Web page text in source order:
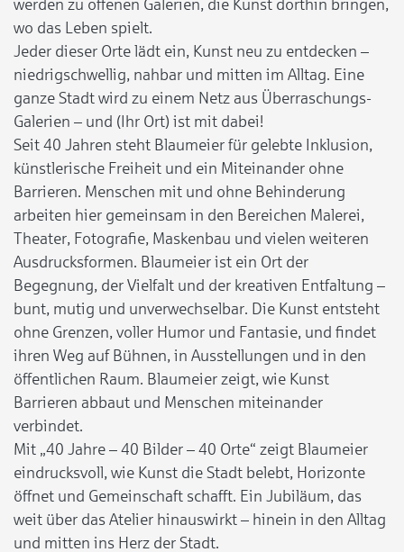
werden zu offenen Galerien, die Kunst dorthin bringen,
wo das Leben spielt.
Jeder dieser Orte lädt ein, Kunst neu zu entdecken –
niedrigschwellig, nahbar und mitten im Alltag. Eine
ganze Stadt wird zu einem Netz aus Überraschungs-
Galerien – und (Ihr Ort) ist mit dabei!
Seit 40 Jahren steht Blaumeier für gelebte Inklusion,
künstlerische Freiheit und ein Miteinander ohne
Barrieren. Menschen mit und ohne Behinderung
arbeiten hier gemeinsam in den Bereichen Malerei,
Theater, Fotografie, Maskenbau und vielen weiteren
Ausdrucksformen. Blaumeier ist ein Ort der
Begegnung, der Vielfalt und der kreativen Entfaltung –
bunt, mutig und unverwechselbar. Die Kunst entsteht
ohne Grenzen, voller Humor und Fantasie, und findet
ihren Weg auf Bühnen, in Ausstellungen und in den
öffentlichen Raum. Blaumeier zeigt, wie Kunst
Barrieren abbaut und Menschen miteinander
verbindet.
Mit „40 Jahre – 40 Bilder – 40 Orte“ zeigt Blaumeier
eindrucksvoll, wie Kunst die Stadt belebt, Horizonte
öffnet und Gemeinschaft schafft. Ein Jubiläum, das
weit über das Atelier hinauswirkt – hinein in den Alltag
und mitten ins Herz der Stadt.